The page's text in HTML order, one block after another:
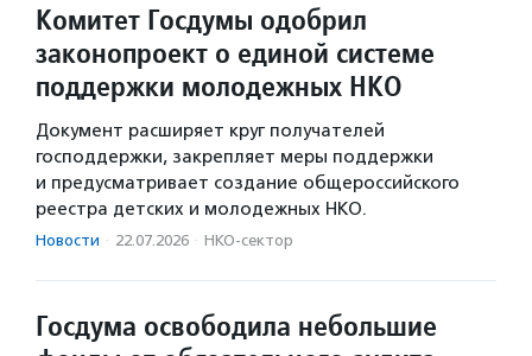
Комитет Госдумы одобрил
законопроект о единой системе
поддержки молодежных НКО
Документ расширяет круг получателей
господдержки, закрепляет меры поддержки
и предусматривает создание общероссийского
реестра детских и молодежных НКО.
Новости · 22.07.2026 · НКО-сектор
Госдума освободила небольшие